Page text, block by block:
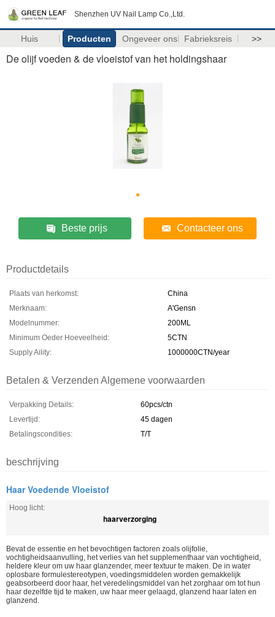
Shenzhen UV Nail Lamp Co.,Ltd.
Huis Producten Ongeveer ons Fabrieksreis >>
De olijf voeden & de vloeistof van het holdingshaar
Beste prijs Contacteer ons
Productdetails
Plaats van herkomst:
China
Merknaam:
A'Gensn
Modelnummer:
200ML
Minimum Oeder Hoeveelheid:
5CTN
Supply Aility:
1000000CTN/year
Betalen & Verzenden Algemene voorwaarden
Verpakking Details:
60pcs/ctn
Levertijd:
45 dagen
Betalingscondities:
T/T
beschrijving
Haar Voedende Vloeistof
Hoog licht:
haarverzorging
Bevat de essentie en het bevochtigen factoren zoals olijfolie,
vochtigheidsaanvulling, het verlies van het supplementhaar van vochtigheid,
heldere kleur om uw haar glanzender, meer textuur te maken. De in water
oplosbare formulestereotypen, voedingsmiddelen worden gemakkelijk
geabsorbeerd door haar, het veredelingsmiddel van het zorghaar om tot hun
haar dezelfde tijd te maken, uw haar meer gelaagd, glanzend haar laten en
glanzend.